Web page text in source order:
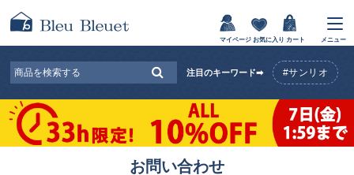
マイページ お気に入り カート メニュー
注目のキーワード➡ #サンリオ
お問い合わせ